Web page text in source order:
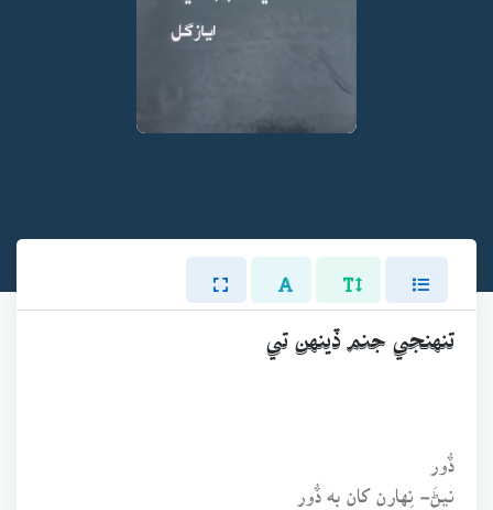
تنهنجي جنم ڏينهن تي
ڏُور
نيڻَ- نِهارن کان به ڏُور